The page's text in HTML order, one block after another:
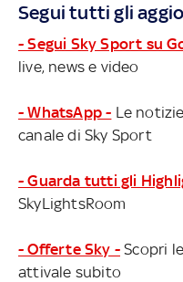
Segui tutti gli
- Segui Sky Sport su
live, news e video
- WhatsApp - Le
canale di Sky Sport
- Guarda tutti gli
SkyLightsRoom
- Offerte Sky - Scopri
attivale subito